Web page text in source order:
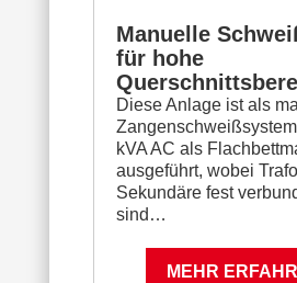
Manuelle
für hohe
Diese Anlage ist als
kVA AC als
ausgeführt, wobei
Sekundäre fest
sind…
MEHR